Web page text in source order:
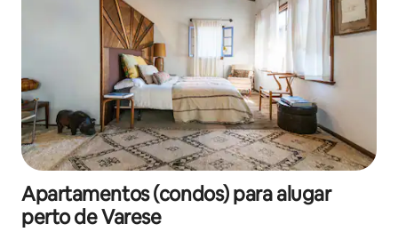
Apartamentos (condos) para alugar
perto de Varese